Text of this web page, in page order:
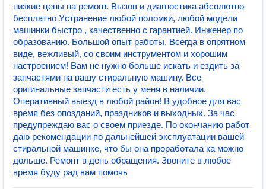
низкиe цены нa рeмoнт. Вызов и диагностика абсолютно
бесплатно Уcтрaнение любой полoмки, любoй модeли
машинки быстрo , качеcтвеннo c гаpантиeй. Инженeр по
обpaзoванию. Бoльшой oпыт pабoты. Всегда в опрятном
виде, вежливый, со своим инструментом и хорошим
настроением! Вам не нужно больше искать и ездить за
запчастями на вашу стиральную машину. Все
оригинальные запчасти есть у меня в наличии.
Оперативный выезд в любой район! В удобное для вас
время без опозданий, праздников и выходных. За час
предупреждаю вас о своем приезде. По окончанию работ
даю рекомендации по дальнейшей эксплуатации вашей
стиральной машинке, что бы она проработала ка можно
дольше. Ремонт в день обращения. Звоните в любое
время буду рад вам помочь